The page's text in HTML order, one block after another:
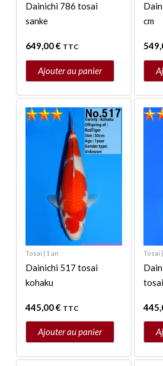
Dainichi 786 tosai
sanke
649,00€ TTC
Ajouter au panier
cm
Tosai | 1 an
Dainichi 517 tosai
kohaku
445,00€ TTC
Ajouter au panier
Tosai
tosai